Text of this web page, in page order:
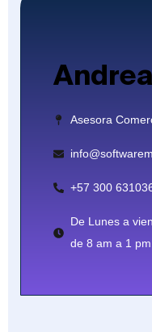
Asesora
+57 300
De Lunes a
de 8 am a 1